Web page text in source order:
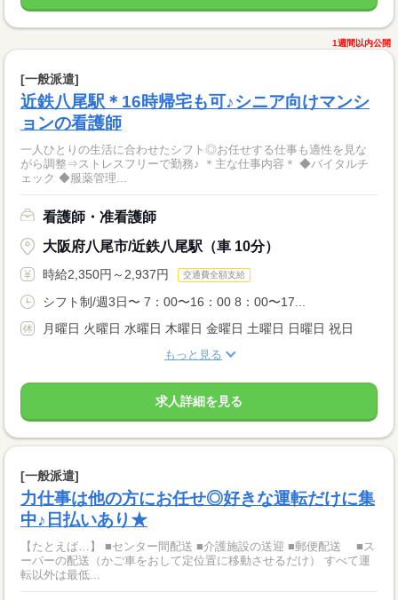
1週間以内公開
[一般派遣]
近鉄八尾駅＊16時帰宅も可♪シニア向けマンシ
ョンの看護師
一人ひとりの生活に合わせたシフト◎お任せする仕事も適性を見な
がら調整⇒ストレスフリーで勤務♪ ＊主な仕事内容＊ ◆バイタルチ
ェック ◆服薬管理...
看護師・准看護師
大阪府八尾市/近鉄八尾駅（車 10分）
時給2,350円～2,937円 交通費全額支給
シフト制/週3日〜 7：00〜16：00 8：00〜17...
月曜日 火曜日 水曜日 木曜日 金曜日 土曜日 日曜日 祝日
もっと見る
求人詳細を見る
[一般派遣]
力仕事は他の方にお任せ◎好きな運転だけに集
中♪日払いあり★
【たとえば…】 ■センター間配送 ■介護施設の送迎 ■郵便配送 ■ス
ーパーの配送（かご車をおして定位置に移動させるだけ） すべて運
転以外は最低...